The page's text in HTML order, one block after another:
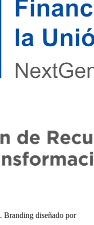
. Branding diseñado por